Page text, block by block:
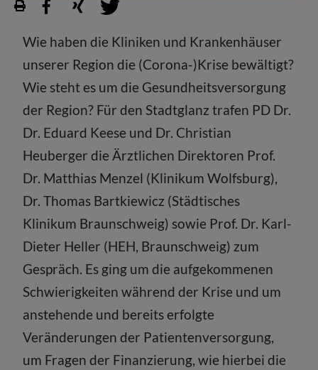
Wie haben die Kliniken und Krankenhäuser
unserer Region die (Corona-)Krise bewältigt?
Wie steht es um die Gesundheitsversorgung
der Region? Für den Stadtglanz trafen PD Dr.
Dr. Eduard Keese und Dr. Christian
Heuberger die Ärztlichen Direktoren Prof.
Dr. Matthias Menzel (Klinikum Wolfsburg),
Dr. Thomas Bartkiewicz (Städtisches
Klinikum Braunschweig) sowie Prof. Dr. Karl-
Dieter Heller (HEH, Braunschweig) zum
Gespräch. Es ging um die aufgekommenen
Schwierigkeiten während der Krise und um
anstehende und bereits erfolgte
Veränderungen der Patientenversorgung,
um Fragen der Finanzierung, wie hierbei die